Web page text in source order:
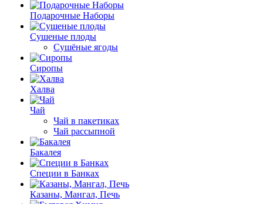
Подарочные Наборы
Cушеные плоды
Сушёные ягоды
Сиропы
Халва
Чай
Чай в пакетиках
Чай рассыпной
Бакалея
Специи в Банках
Казаны, Мангал, Печь